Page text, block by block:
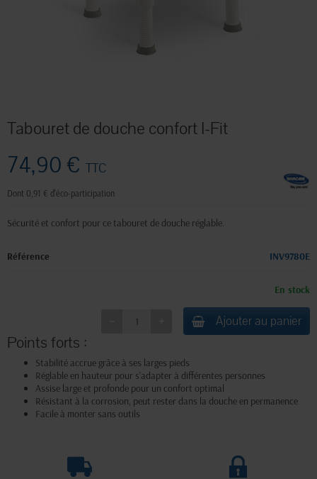
Tabouret de douche confort I-Fit
74,90 € TTC
Dont 0,91 € d'éco-participation
Sécurité et confort pour ce tabouret de douche réglable.
Référence INV9780E
En stock
Ajouter au panier
Points forts :
Stabilité accrue grâce à ses larges pieds
Réglable en hauteur pour s'adapter à différentes personnes
Assise large et profonde pour un confort optimal
Résistant à la corrosion, peut rester dans la douche en permanence
Facile à monter sans outils